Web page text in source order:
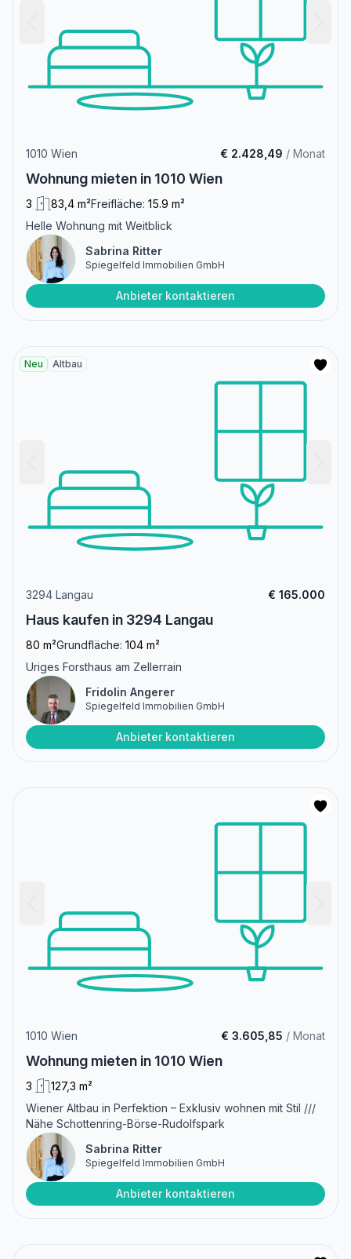
1010 Wien € 2.428,49 / Monat
Wohnung mieten in 1010 Wien
3 83,4 m²Freifläche: 15.9 m²
Helle Wohnung mit Weitblick
Sabrina Ritter
Spiegelfeld Immobilien GmbH
Anbieter kontaktieren
Neu Altbau
3294 Langau € 165.000
Haus kaufen in 3294 Langau
80 m²Grundfläche: 104 m²
Uriges Forsthaus am Zellerrain
Fridolin Angerer
Spiegelfeld Immobilien GmbH
Anbieter kontaktieren
1010 Wien € 3.605,85 / Monat
Wohnung mieten in 1010 Wien
3
127,3 m²
Wiener Altbau in Perfektion – Exklusiv wohnen mit Stil ///
Nähe Schottenring-Börse-Rudolfspark
Sabrina Ritter
Spiegelfeld Immobilien GmbH
Anbieter kontaktieren